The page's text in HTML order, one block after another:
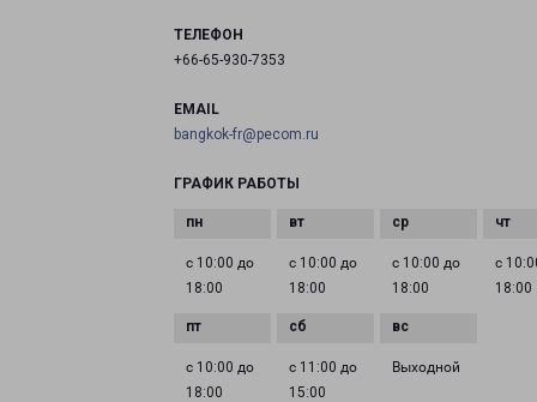
ТЕЛЕФОН
+66-65-930-7353
EMAIL
bangkok-fr@pecom.ru
ГРАФИК РАБОТЫ
с 10:00 до
18:00
с 10:00 до
18:00
с 10:00 до
18:00
с
18:00
с 10:00 до
18:00
с 11:00 до
15:00
Выходной